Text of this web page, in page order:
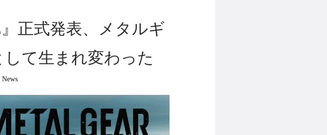
』正式発表、メタルギ
て生まれ変わった
News